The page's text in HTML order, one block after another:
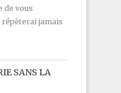
de vous
répèterai jamais
SANS LA